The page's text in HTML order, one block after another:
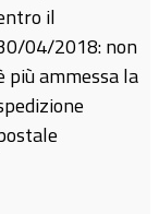
il
04/2018: non
più ammessa la